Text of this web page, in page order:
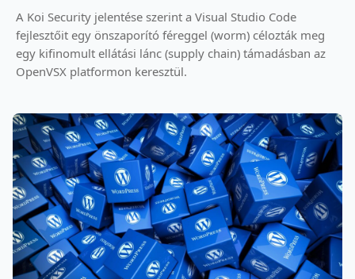
A Koi Security jelentése szerint a Visual Studio Code
fejlesztőit egy önszaporító féreggel (worm) célozták meg
egy kifinomult ellátási lánc (supply chain) támadásban az
OpenVSX platformon keresztül.